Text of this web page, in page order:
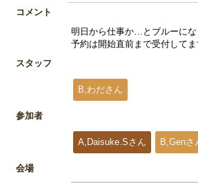
コメント
明日から仕事か…とブルーに
予約は開始直前まで受付して
スタッフ
B,わださん
参加者
A,Daisuke.Sさん B,Genさ
会場